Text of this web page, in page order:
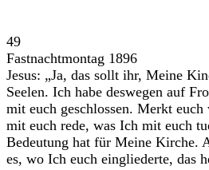
49
Fastnachtmontag 1896
Jesus: „Ja, das sollt ihr, Meine
Seelen. Ich habe deswegen auf
mit euch geschlossen. Merkt
mit euch rede, was Ich mit euch
Bedeutung hat für Meine Kirche.
es, wo Ich euch eingliederte, das